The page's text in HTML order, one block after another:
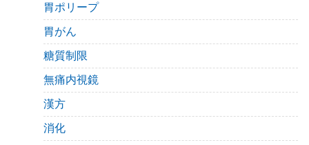
胃ポリープ
胃がん
糖質制限
無痛内視鏡
漢方
消化